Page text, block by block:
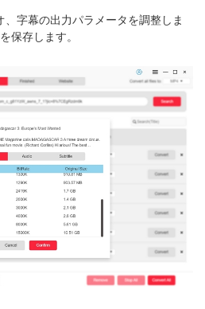
字幕の出力パラメータを調整しま
保存します。